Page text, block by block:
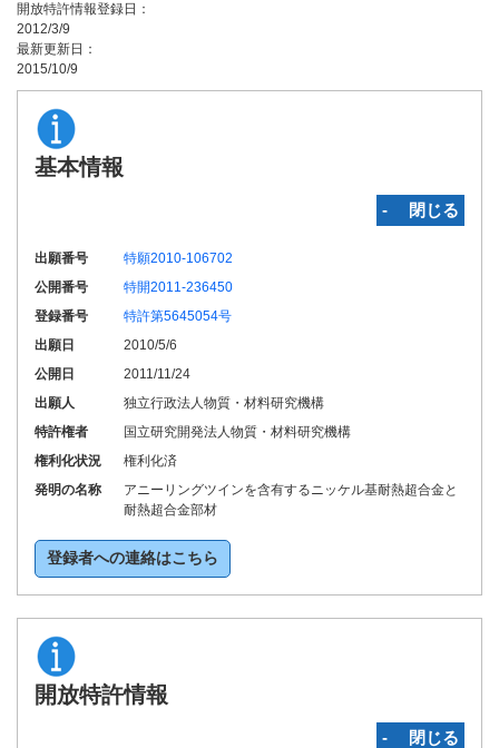
開放特許情報登録日：
2012/3/9
最新更新日：
2015/10/9
基本情報
‐ 閉じる
出願番号
特願2010-106702
公開番号
特開2011-236450
登録番号
特許第5645054号
出願日
2010/5/6
公開日
2011/11/24
出願人
独立行政法人物質・材料研究機構
特許権者
国立研究開発法人物質・材料研究機構
権利化状況
権利化済
発明の名称
アニーリングツインを含有するニッケル基耐熱超合金と
耐熱超合金部材
登録者への連絡はこちら
開放特許情報
‐ 閉じる